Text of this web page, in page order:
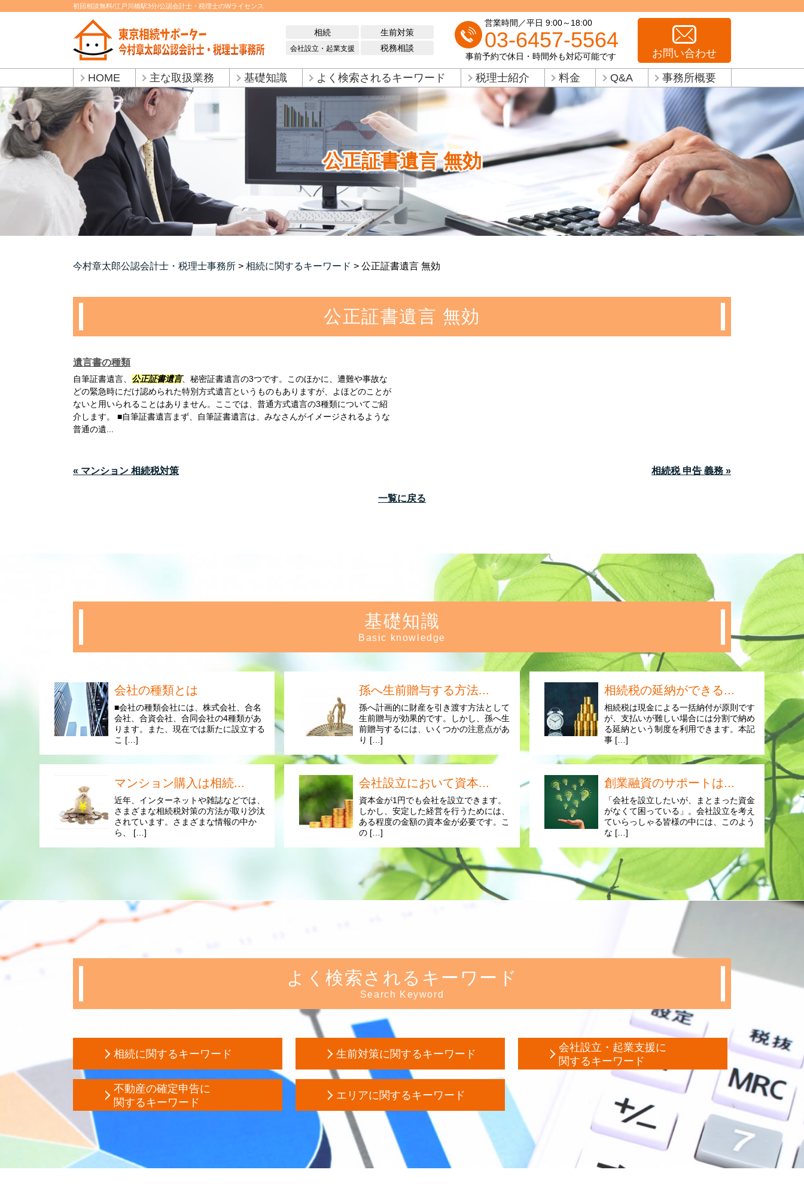
公正証書遺言 無効
初回相談無料/江戸川橋駅3分/公認会計士・税理士のWライセンス
相続 生前対策
会社設立・起業支援 税務相談
営業時間／平日 9:00～18:00
03-6457-5564
事前予約で休日・時間外も対応可能です お問い合わせ
HOME 主な取扱業務 基礎知識 よく検索されるキーワード 税理士紹介 料金 Q&A 事務所概要
今村章太郎公認会計士・税理士事務所 > 相続に関するキーワード > 公正証書遺言 無効
公正証書遺言 無効
遺言書の種類
自筆証書遺言、 公正証書遺言、秘密証書遺言の3つです。このほかに、遭難や事故な
どの緊急時にだけ認められた特別方式遺言というものもありますが、よほどのことが
ないと用いられることはありません。ここでは、普通方式遺言の3種類についてご紹
介します。 ■自筆証書遺言まず、自筆証書遺言は、みなさんがイメージされるような
普通の遺...
« マンション 相続税対策 相続税 申告 義務 »
一覧に戻る
基礎知識
Basic knowledge
会社の種類とは
■会社の種類会社には、株式会社、合名
会社、合資会社、合同会社の4種類があ
ります。また、現在では新たに設立する
こ […]
孫へ生前贈与する方法...
孫へ計画的に財産を引き渡す方法として
生前贈与が効果的です。しかし、孫へ生
前贈与するには、いくつかの注意点があ
り […]
相続税の延納ができる...
相続税は現金による一括納付が原則です
が、支払いが難しい場合には分割で納め
る延納という制度を利用できます。本記
事 […]
マンション購入は相続...
近年、インターネットや雑誌などでは、
さまざまな相続税対策の方法が取り沙汰
されています。さまざまな情報の中か
ら、 […]
会社設立において資本...
資本金が1円でも会社を設立できます。
しかし、安定した経営を行うためには、
ある程度の金額の資本金が必要です。こ
の […]
創業融資のサポートは...
「会社を設立したいが、まとまった資金
がなくて困っている」。会社設立を考え
ていらっしゃる皆様の中には、このよう
な […]
よく検索されるキーワード
Search Keyword
相続に関するキーワード
代償分割 要件
自筆証書遺言 保管制度
自筆証書遺言 書き方
贈与税 税率
会社 相続税
公正証書遺言 効力
生前対策に関するキーワード
生前贈与 契約書
贈与税 マンション
生前贈与 手続き
後見 登記
後見 申立 必要書類
会社設立・起業支援に
関するキーワード
株式会社 設立 必要書類
助成金 消費税
事業計画書 項目
合同会社 定款
不動産の確定申告に
関するキーワード
住宅ローン控除 条件
譲渡所得 確定申告 不要
家賃 収入 確定申告
譲渡所得 とは
エリアに関するキーワード
起業支援 新宿区 相談
不動産 確定申告 文京区 会計士
生前対策 埼玉県 税理士
不動産 確定申告 東京都 会計士